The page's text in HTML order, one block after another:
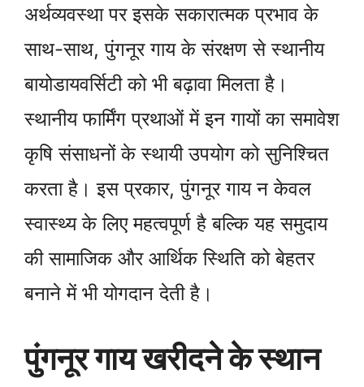
अर्थव्यवस्था पर इसके सकारात्मक प्रभाव के
साथ-साथ, पुंगनूर गाय के संरक्षण से स्थानीय
बायोडायवर्सिटी को भी बढ़ावा मिलता है।
स्थानीय फार्मिंग प्रथाओं में इन गायों का समावेश
कृषि संसाधनों के स्थायी उपयोग को सुनिश्चित
करता है। इस प्रकार, पुंगनूर गाय न केवल
स्वास्थ्य के लिए महत्वपूर्ण है बल्कि यह समुदाय
की सामाजिक और आर्थिक स्थिति को बेहतर
बनाने में भी योगदान देती है।
पुंगनूर गाय खरीदने के स्थान